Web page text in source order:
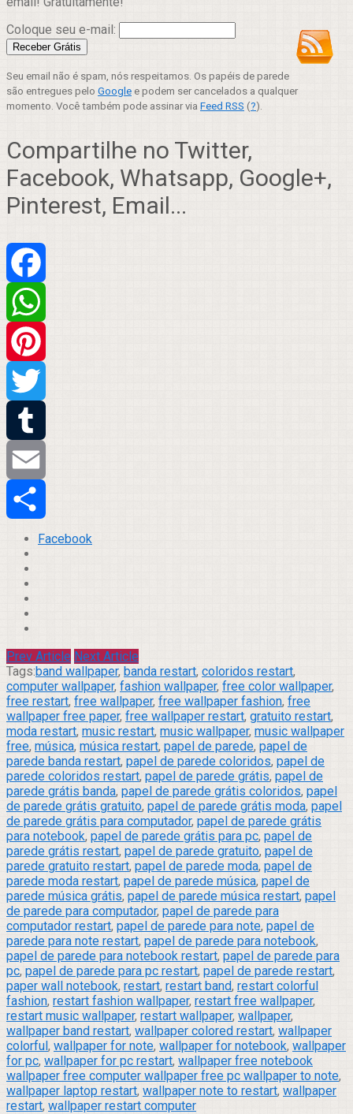
Coloque seu e-mail:
Seu email não é spam, nós respeitamos. Os papéis de parede
são entregues pelo Google e podem ser cancelados a qualquer
momento. Você também pode assinar via Feed RSS (?).
Compartilhe no Twitter,
Facebook, Whatsapp, Google+,
Pinterest, Email...
Facebook
WhatsApp
Pinterest
Twitter
Tumblr
Email
Compartilhar
Facebook
Prev Article Next Article
Tags:band wallpaper, banda restart, coloridos restart,
computer wallpaper, fashion wallpaper, free color wallpaper,
free restart, free wallpaper, free wallpaper fashion, free
wallpaper free paper, free wallpaper restart, gratuito restart,
moda restart, music restart, music wallpaper, music wallpaper
free, música, música restart, papel de parede, papel de
parede banda restart, papel de parede coloridos, papel de
parede coloridos restart, papel de parede grátis, papel de
parede grátis banda, papel de parede grátis coloridos, papel
de parede grátis gratuito, papel de parede grátis moda, papel
de parede grátis para computador, papel de parede grátis
para notebook, papel de parede grátis para pc, papel de
parede grátis restart, papel de parede gratuito, papel de
parede gratuito restart, papel de parede moda, papel de
parede moda restart, papel de parede música, papel de
parede música grátis, papel de parede música restart, papel
de parede para computador, papel de parede para
computador restart, papel de parede para note, papel de
parede para note restart, papel de parede para notebook,
papel de parede para notebook restart, papel de parede para
pc, papel de parede para pc restart, papel de parede restart,
paper wall notebook, restart, restart band, restart colorful
fashion, restart fashion wallpaper, restart free wallpaper,
restart music wallpaper, restart wallpaper, wallpaper,
wallpaper band restart, wallpaper colored restart, wallpaper
colorful, wallpaper for note, wallpaper for notebook, wallpaper
for pc, wallpaper for pc restart, wallpaper free notebook
wallpaper free computer wallpaper free pc wallpaper to note,
wallpaper laptop restart, wallpaper note to restart, wallpaper
restart, wallpaper restart computer